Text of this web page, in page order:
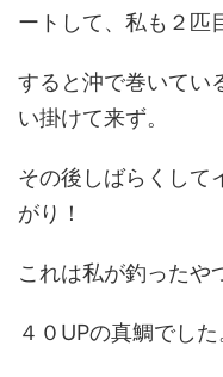
ートして、私も２匹
すると沖で巻いてい
い掛けて来ず。
その後しばらくして
がり！
これは私が釣ったや
４０UPの真鯛でした